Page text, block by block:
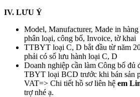
IV. LƯU Ý
Model, Manufacturer, Made in
phân loại, công bố, Invoice, tờ khai
TTBYT loại C, D bắt đầu từ năm
phải có số lưu hành loại C, D
Doanh nghiệp cần làm Công bố đủ
TBYT loại BCD trước khi bán sản
VAT=> Chi tiết hồ sơ liên hệ em
trợ nhé ạ.